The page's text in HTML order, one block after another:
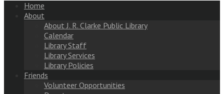
Home
About
About J. R. Clarke Public Library
Calendar
Library Staff
Library Services
Library Policies
Friends
Volunteer Opportunities